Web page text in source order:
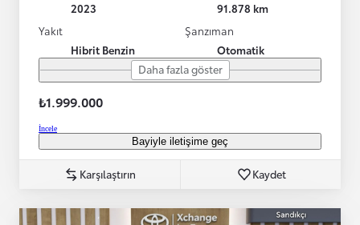
2023
91.878 km
Yakıt
Hibrit Benzin
Şanzıman
Otomatik
Daha fazla göster
₺1.999.000
İncele
Bayiyle iletişime geç
Karşılaştırın Kaydet